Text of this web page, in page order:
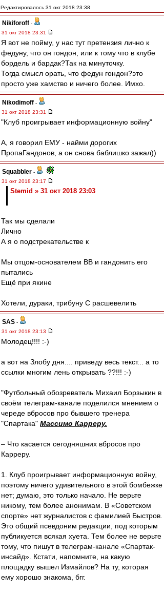
Редактировалось 31 окт 2018 23:38
Nikiforoff -
31 окт 2018 23:31
Я вот не пойму, у нас тут претензия лично к
федуну, что он гондон, или к тому что в клубе
бордель и бардак?Так на минуточку.
Тогда смысл орать, что федун гондон?это
просто уже хамство и ничего более. Имхо.
Nikodimoff -
31 окт 2018 23:31
"Клуб проигрывает информационную войну"
А, я говорил ЕМУ - найми дорогих
ПропаГандонов, а он снова баблишко зажал))
Squabbler -
31 окт 2018 23:17
Stemid » 31 окт 2018 23:03
Так мы сделали
Лично
А я о подстрекательстве к
Мы отцом-основателем ВВ и гандонить его
пытались
Ещё при якине
Хотели, дураки, трибуну С расшевелить
SAS -
31 окт 2018 23:13
Молодец!!!! :-)
а вот на Злобу дня.... приведу весь текст... а то
ссылки многим лень открывать ??!!! :-)
"Футбольный обозреватель Михаил Борзыкин в
своём телеграм-канале поделился мнением о
череде вбросов про бывшего тренера
"Спартака" Массимо Карреру.
– Что касается сегодняшних вбросов про
Карреру.
1. Клуб проигрывает информационную войну,
поэтому ничего удивительного в этой бомбежке
нет; думаю, это только начало. Не верьте
никому, тем более анонимам. В «Советском
спорте» нет журналистов с фамилией Быстров.
Это общий псевдоним редакции, под которым
публикуется всякая хуета. Тем более не верьте
тому, что пишут в телеграм-канале «Спартак-
инсайд». Кстати, напомните, на какую
площадку вышел Измайлов? На ту, которая
ему хорошо знакома, бгг.